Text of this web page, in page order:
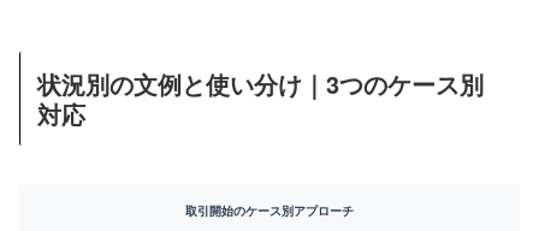
状況別の文例と使い分け｜3つのケース別
対応
取引開始のケース別アプローチ